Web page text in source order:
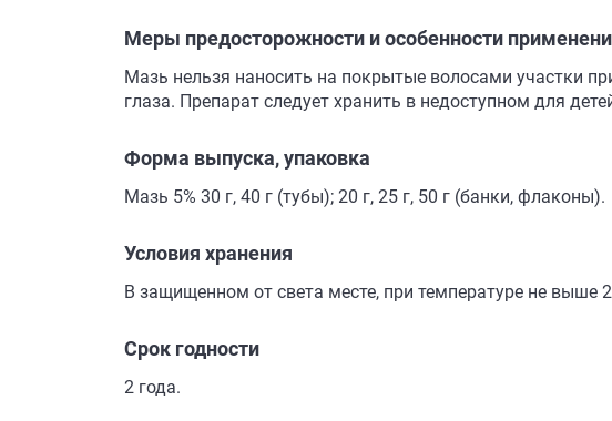
Меры предосторожности и особенности
Мазь нельзя наносить на покрытые волосами участки
глаза. Препарат следует хранить в недоступном для
Форма выпуска, упаковка
Мазь 5% 30 г, 40 г (тубы); 20 г, 25 г, 50 г (банки, флаконы).
Условия хранения
В защищенном от света месте, при температуре не выше
Срок годности
2 года.